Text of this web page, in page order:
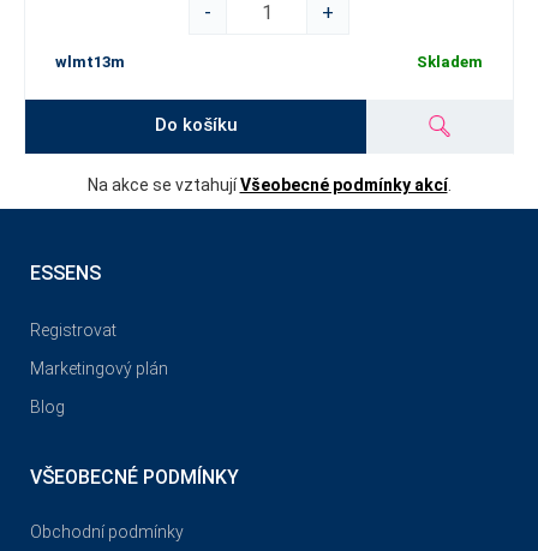
-
+
wlmt13m Skladem
Do košíku
Na akce se vztahujíVšeobecné podmínky akcí.
ESSENS
Registrovat
Marketingový plán
Blog
VŠEOBECNÉ PODMÍNKY
Obchodní podmínky